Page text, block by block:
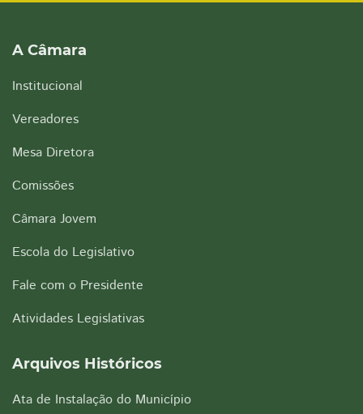
A Câmara
Institucional
Vereadores
Mesa Diretora
Comissões
Câmara Jovem
Escola do Legislativo
Fale com o Presidente
Atividades Legislativas
Arquivos Históricos
Ata de Instalação do Município